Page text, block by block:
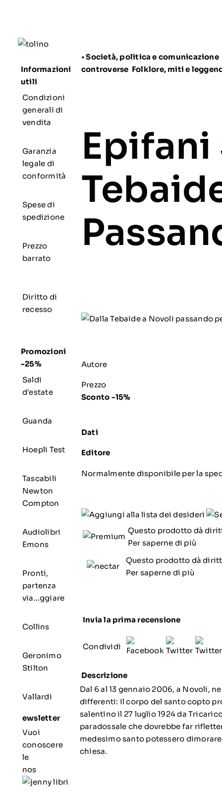
Informazioni
utili
Condizioni
generali di
vendita
Garanzia
legale di
conformità
Spese di
spedizione
Prezzo
barrato
Diritto di
recesso
Promozioni
-25%
Saldi
d'estate
Guanda
Hoepli Test
Tascabili
Newton
Compton
Audiolibri
Emons
Pronti,
partenza
via…ggiare
Collins
Geronimo
Stilton
Vallardi
ewsletter
Vuoi
conoscere
le
nos
•Società, politica e comunicazione
controverse Folklore, miti e
Epifani
Autore
Prezzo
Sconto -15%
Dati
Editore
Normalmente disponibile per la
Questo prodotto dà
Per saperne di più
Questo prodotto dà
Per saperne di più
Invia la prima recensione
Condividi
Descrizione
Dal 6 al 13 gennaio 2006, a Novoli,
differenti: il corpo del santo copto
salentino il 27 luglio 1924 da
paradossale che dovrebbe far
medesimo santo potessero
chiesa.